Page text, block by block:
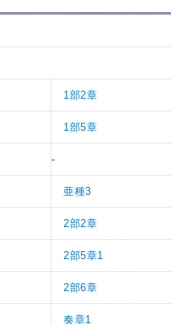
1部2章
1部5章
-
亜種3
2部2章
2部5章1
2部6章
奏章1